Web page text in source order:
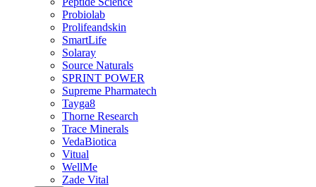
Probiolab
Prolifeandskin
SmartLife
Solaray
Source Naturals
SPRINT POWER
Supreme Pharmatech
Tayga8
Thorne Research
Trace Minerals
VedaBiotica
Vitual
WellMe
Zade Vital